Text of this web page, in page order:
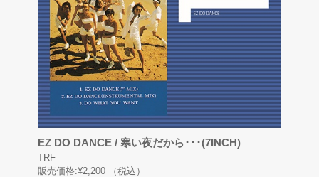
EZ DO DANCE / 寒い夜だから･･･(7INCH)
TRF
販売価格:¥2,200
（税込）